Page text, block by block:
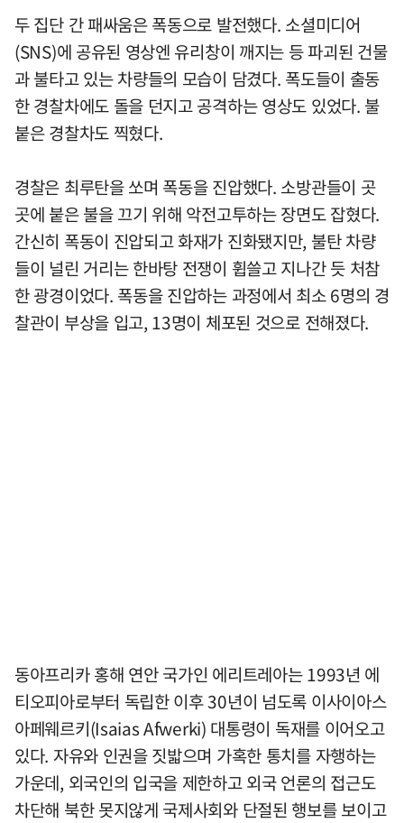
두 집단 간 패싸움은 폭동으로 발전했다. 소셜미디어
(SNS)에 공유된 영상엔 유리창이 깨지는 등 파괴된 건물
과 불타고 있는 차량들의 모습이 담겼다. 폭도들이 출동
한 경찰차에도 돌을 던지고 공격하는 영상도 있었다. 불
붙은 경찰차도 찍혔다.
경찰은 최루탄을 쏘며 폭동을 진압했다. 소방관들이 곳
곳에 붙은 불을 끄기 위해 악전고투하는 장면도 잡혔다.
간신히 폭동이 진압되고 화재가 진화됐지만, 불탄 차량
들이 널린 거리는 한바탕 전쟁이 휩쓸고 지나간 듯 처참
한 광경이었다. 폭동을 진압하는 과정에서 최소 6명의 경
찰관이 부상을 입고, 13명이 체포된 것으로 전해졌다.
동아프리카 홍해 연안 국가인 에리트레아는 1993년 에
티오피아로부터 독립한 이후 30년이 넘도록 이사이아스
아페웨르키(Isaias Afwerki) 대통령이 독재를 이어오고
있다. 자유와 인권을 짓밟으며 가혹한 통치를 자행하는
가운데, 외국인의 입국을 제한하고 외국 언론의 접근도
차단해 북한 못지않게 국제사회와 단절된 행보를 보이고